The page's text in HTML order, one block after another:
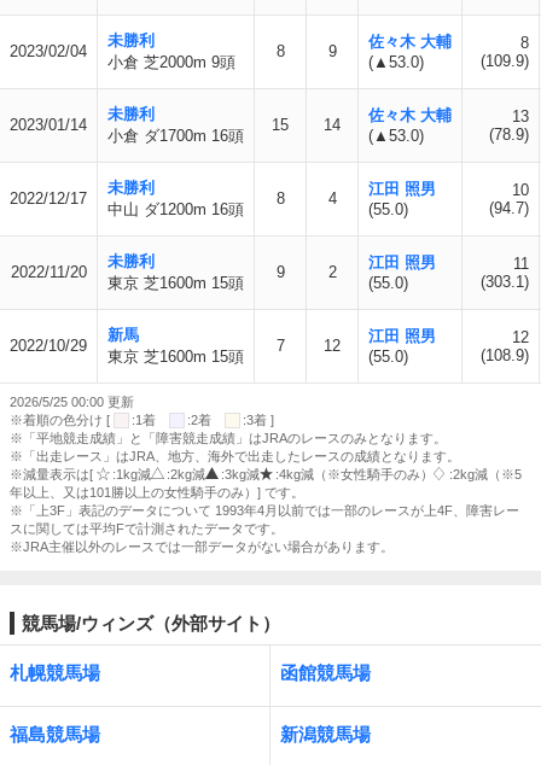
2023/02/04
未勝利
小倉 芝2000m 9頭
8 9
佐々木 大輔
(▲53.0)
8
(109.9)
2023/01/14
未勝利
小倉 ダ1700m 16頭
15 14
佐々木 大輔
(▲53.0)
13
(78.9)
2022/12/17
未勝利
中山 ダ1200m 16頭
8 4
江田 照男
(55.0)
10
(94.7)
2022/11/20
未勝利
東京 芝1600m 15頭
9 2
江田 照男
(55.0)
11
(303.1)
2022/10/29
新馬
東京 芝1600m 15頭
7 12
江田 照男
(55.0)
12
(108.9)
2026/5/25 00:00 更新
※着順の色分け [
:1着 :2着
:3着 ]
※「平地競走成績」と「障害競走成績」はJRAのレースのみとなります。
※「出走レース」はJRA、地方、海外で出走したレースの成績となります。
※減量表示は[
:1kg減 :2kg減 :3kg減 :4kg減（※女性騎手のみ）
:2kg減（※5
年以上、又は101勝以上の女性騎手のみ）] です。
※「上3F」表記のデータについて 1993年4月以前では一部のレースが上4F、障害レー
スに関しては平均Fで計測されたデータです。
※JRA主催以外のレースでは一部データがない場合があります。
競馬場/ウィンズ（外部サイト）
札幌競馬場 函館競馬場
福島競馬場 新潟競馬場